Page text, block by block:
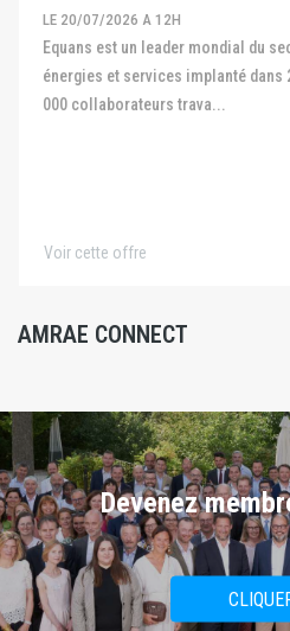
LE 20/07/2026 A 12H
Equans est un leader mondial du secteur des
énergies et services implanté dans
000 collaborateurs trava...
Voir cette offre
AMRAE CONNECT
Devenez